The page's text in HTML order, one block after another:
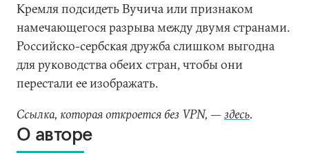
Кремля подсидеть Вучича или признаком
намечающегося разрыва между двумя странами.
Российско-сербская дружба слишком выгодна
для руководства обеих стран, чтобы они
перестали ее изображать.
Ссылка, которая откроется без VPN, —здесь.
О авторе